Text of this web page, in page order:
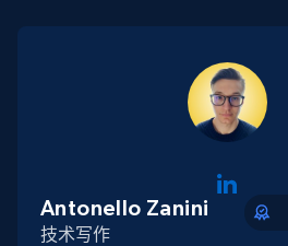
Antonello Zanini
技术写作